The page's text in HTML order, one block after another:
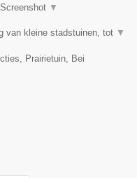
Screenshot ▼
van kleine stadstuinen, tot ▼
Prairietuin, Bei